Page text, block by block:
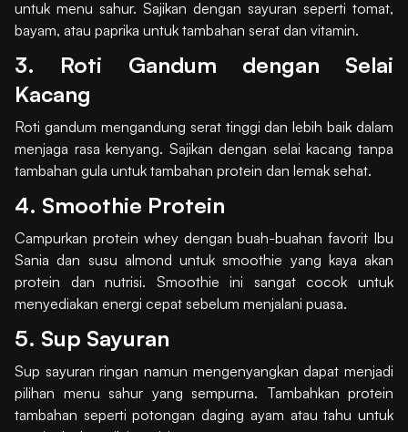
untuk menu sahur. Sajikan dengan sayuran seperti tomat,
bayam, atau paprika untuk tambahan serat dan vitamin.
3. Roti Gandum dengan Selai
Kacang
Roti gandum mengandung serat tinggi dan lebih baik dalam
menjaga rasa kenyang. Sajikan dengan selai kacang tanpa
tambahan gula untuk tambahan protein dan lemak sehat.
4. Smoothie Protein
Campurkan protein whey dengan buah-buahan favorit Ibu
Sania dan susu almond untuk smoothie yang kaya akan
protein dan nutrisi. Smoothie ini sangat cocok untuk
menyediakan energi cepat sebelum menjalani puasa.
5. Sup Sayuran
Sup sayuran ringan namun mengenyangkan dapat menjadi
pilihan menu sahur yang sempurna. Tambahkan protein
tambahan seperti potongan daging ayam atau tahu untuk